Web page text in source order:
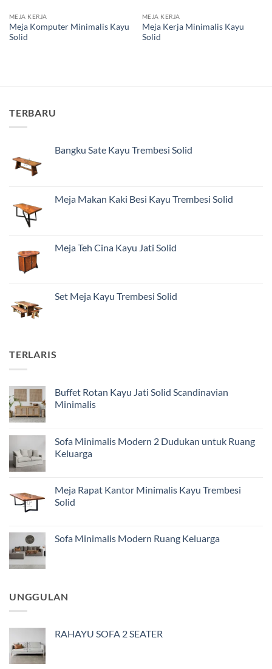
MEJA KERJA
Meja Komputer Minimalis Kayu
Solid
MEJA KERJA
Meja Kerja Minimalis Kayu
Solid
TERBARU
Bangku Sate Kayu Trembesi Solid
Meja Makan Kaki Besi Kayu Trembesi Solid
Meja Teh Cina Kayu Jati Solid
Set Meja Kayu Trembesi Solid
TERLARIS
Buffet Rotan Kayu Jati Solid Scandinavian
Minimalis
Sofa Minimalis Modern 2 Dudukan untuk Ruang
Keluarga
Meja Rapat Kantor Minimalis Kayu Trembesi
Solid
Sofa Minimalis Modern Ruang Keluarga
UNGGULAN
RAHAYU SOFA 2 SEATER